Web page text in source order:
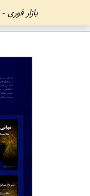
بازار